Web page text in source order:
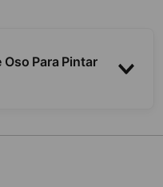
Para Pintar